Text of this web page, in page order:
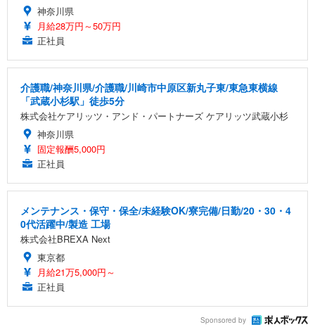
神奈川県
月給28万円～50万円
正社員
介護職/神奈川県/介護職/川崎市中原区新丸子東/東急東横線
「武蔵小杉駅」徒歩5分
株式会社ケアリッツ・アンド・パートナーズ ケアリッツ武蔵小杉
神奈川県
固定報酬5,000円
正社員
メンテナンス・保守・保全/未経験OK/寮完備/日勤/20・30・4
0代活躍中/製造 工場
株式会社BREXA Next
東京都
月給21万5,000円～
正社員
Sponsored by